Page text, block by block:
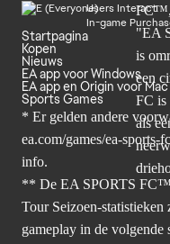
Users Interact
In-game
Startpagina
Kopen
Nieuws
EA app voor Windows
EA app en Origin voor Mac
Sports Games
* Er gelden andere
ea.com/games/ea-sports-
info.
** De EA SPORTS
Tour Seizoen-
gameplay in de volgende